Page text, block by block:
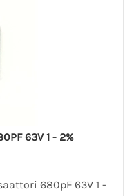
63V 1 - 2%
680pF 63V 1 -